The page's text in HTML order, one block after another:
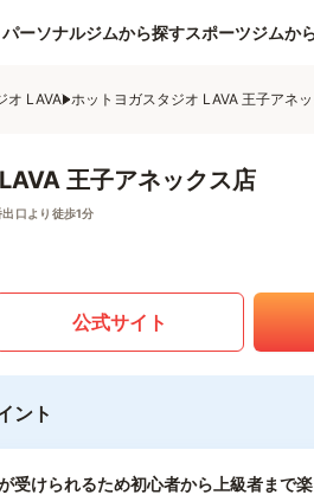
パーソナルジムから探すスポーツジムか
オ LAVA ホットヨガスタジオ LAVA 王子アネ
王子アネックス店
口より徒歩1分
公式サイト
ント
受けられるため初心者から上級者まで